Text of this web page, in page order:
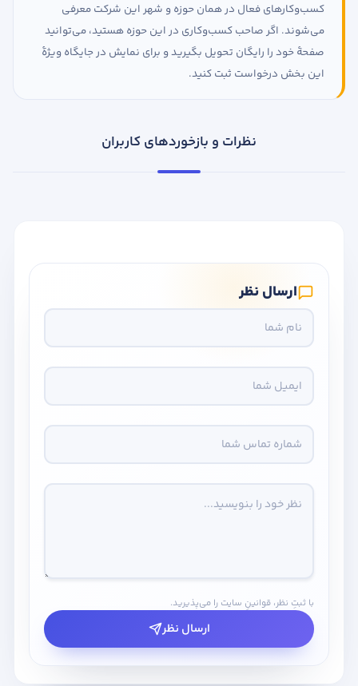
کسب‌وکارهای فعال در همان حوزه و شهر این شرکت معرفی
می‌شوند. اگر صاحب کسب‌وکاری در این حوزه هستید، می‌توانید
صفحهٔ خود را رایگان تحویل بگیرید و برای نمایش در جایگاه ویژهٔ
این بخش درخواست ثبت کنید.
نظرات و بازخوردهای کاربران
ارسال نظر
با ثبتِ نظر، قوانینِ سایت را می‌پذیرید.
ارسال نظر